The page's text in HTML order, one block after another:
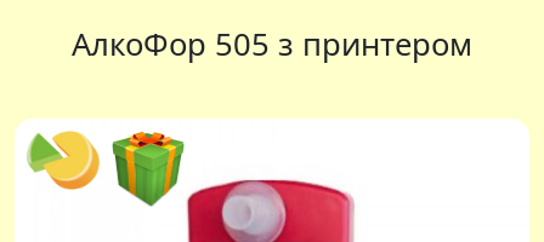
АлкоФор 505 з принтером